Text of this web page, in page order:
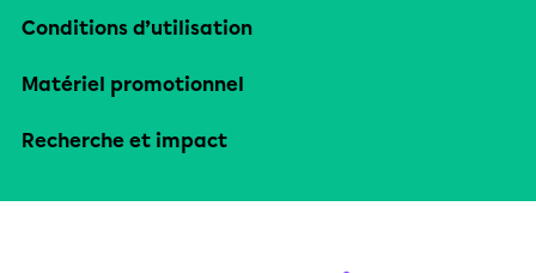
Conditions d’utilisation
Matériel promotionnel
Recherche et impact